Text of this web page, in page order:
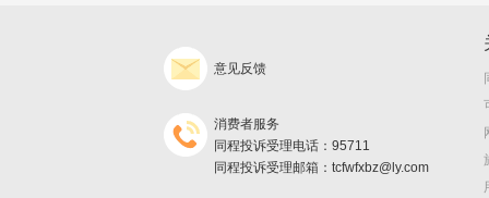
意见反馈
消费者服务
同程投诉受理电话：95711
同程投诉受理邮箱：tcfwfxbz@ly.com